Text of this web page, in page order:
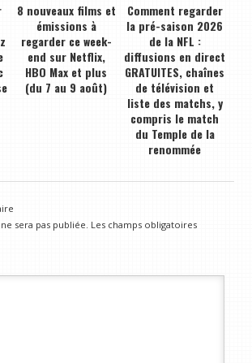
8 nouveaux films et
émissions à
regarder ce week-
end sur Netflix,
HBO Max et plus
(du 7 au 9 août)
Comment regarder
la pré-saison 2026
de la NFL :
diffusions en direct
GRATUITES, chaînes
de télévision et
liste des matchs, y
compris le match
du Temple de la
renommée
sera pas publiée. Les champs obligatoires